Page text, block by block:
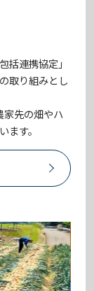
括連携協定」
取り組みとし
家先の畑やハ
ます。